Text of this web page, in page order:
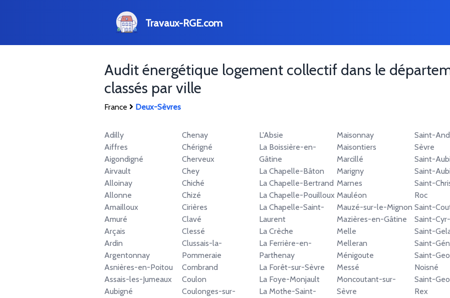
Travaux-RGE.com
Audit énergétique logement collectif dans le
classés par ville
France Deux-Sèvres
Adilly
Aiffres
Aigondigné
Airvault
Alloinay
Allonne
Amailloux
Amuré
Arçais
Ardin
Argentonnay
Asnières-en-Poitou
Assais-les-Jumeaux
Aubigné
Chenay
Chérigné
Cherveux
Chey
Chiché
Chizé
Cirières
Clavé
Clessé
Clussais-la-
Pommeraie
Combrand
Coulon
Coulonges-sur-
L'Absie
La Boissière-en-
Gâtine
La Chapelle-Bâton
La Chapelle-Bertrand
La Chapelle-Pouilloux
La Chapelle-Saint-
Laurent
La Crèche
La Ferrière-en-
Parthenay
La Forêt-sur-Sèvre
La Foye-Monjault
La Mothe-Saint-
Maisonnay
Maisontiers
Marcillé
Marigny
Marnes
Mauléon
Mauzé-sur-le-Mignon
Mazières-en-Gâtine
Melle
Melleran
Ménigoute
Messé
Moncoutant-sur-
Sèvre
Saint-
Sèvre
Saint-
Saint-
Saint-
Roc
Saint-
Saint-
Saint-
Saint-
Saint-
Noisné
Saint-
Rex